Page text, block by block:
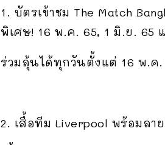
1. บัตรเข้าชม The Match
พิเศษ! 16 พ.ค. 65, 1 มิ.ย. 65
ร่วมลุ้นได้ทุกวันตั้งแต่ 16 พ.ค.
2. เสื้อทีม Liverpool พร้อมลา